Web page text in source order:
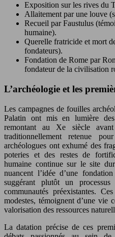
Exposition sur les rives du
Allaitement par une louve
Recueil par Faustulus
humaine).
Querelle fratricide et mort
fondateurs).
Fondation de Rome par
fondateur de la civilisation
L’archéologie et les
Les campagnes de fouilles
Palatin ont mis en lumière des
remontant au Xe siècle
traditionnellement retenue
archéologues ont exhumé des
poteries et des restes de
humaine continue sur le site
nuancent l’idée d’une
suggérant plutôt un
communautés préexistantes.
modestes, témoignent d’une vie
valorisation des ressources
La datation précise de ces